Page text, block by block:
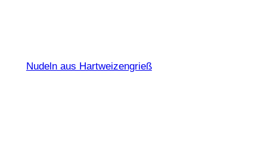
Nudeln aus Hartweizengrieß